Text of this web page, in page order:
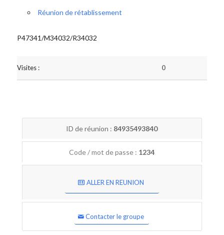
Réunion de rétablissement
P47341/M34032/R34032
Visites : 0
ID de réunion : 84935493840
Code / mot de passe : 1234
ALLER EN REUNION
Contacter le groupe